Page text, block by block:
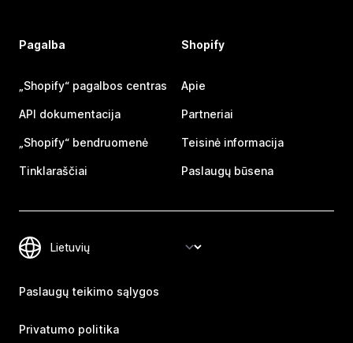
Pagalba
„Shopify“ pagalbos centras
API dokumentacija
„Shopify“ bendruomenė
Tinklaraščiai
Shopify
Apie
Partneriai
Teisinė informacija
Paslaugų būsena
Paslaugų teikimo sąlygos
Privatumo politika